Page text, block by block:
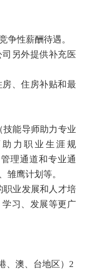
争性薪酬待遇。
另外提供补充医
、住房补贴和最
技能导师助力专业
力职业生涯规
理通道和专业通
雏鹰计划等。
职业发展和人才培
习、发展等更广
、澳、台地区） 2